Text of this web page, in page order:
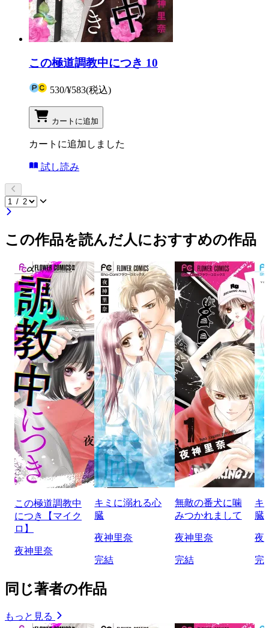
この極道調教中につき 10
530/¥583(税込)
カートに追加
カートに追加しました
試し読み
この作品を読んだ人におすすめの作品
この極道調教中
につき【マイク
ロ】
夜神里奈
キミに溺れる心
臓
夜神里奈
完結
無敵の番犬に噛
みつかれまして
夜神里奈
完結
キ
臓
夜
完
同じ著者の作品
もっと見る